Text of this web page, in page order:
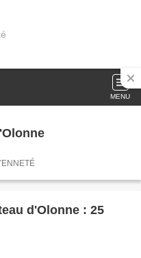
MENU
ET CITOYENNETÉ
d'Olonne : 25